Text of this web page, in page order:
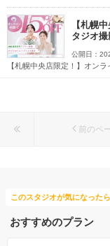
【札幌
タジオ
公開日：
【札幌中央店限定！】オン
前のペ
このスタジオが気になった
おすすめのプラン